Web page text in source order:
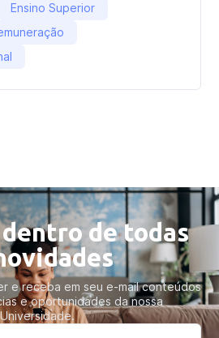
Ensino Superior
de todas
e receba em seu e-mail conteúdos
e oportunidades da nossa
Universidade.